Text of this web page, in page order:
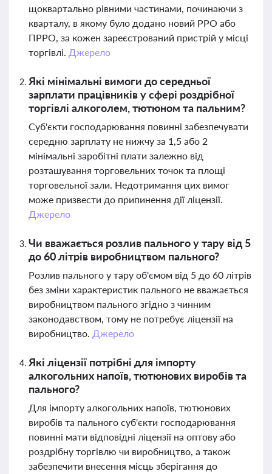
щоквартально рівними частинами, починаючи з
кварталу, в якому було додано новий РРО або
ПРРО, за кожен зареєстрований пристрій у місці
торгівлі. Джерело
Які мінімальні вимоги до середньої
зарплати працівників у сфері роздрібної
торгівлі алкоголем, тютюном та пальним?
Суб'єкти господарювання повинні забезпечувати
середню зарплату не нижчу за 1,5 або 2
мінімальні заробітні плати залежно від
розташування торговельних точок та площі
торговельної зали. Недотримання цих вимог
може призвести до припинення дії ліцензії.
Джерело
Чи вважається розлив пального у тару від 5
до 60 літрів виробництвом пального?
Розлив пального у тару об'ємом від 5 до 60 літрів
без зміни характеристик пального не вважається
виробництвом пального згідно з чинним
законодавством, тому не потребує ліцензії на
виробництво. Джерело
Які ліцензії потрібні для імпорту
алкогольних напоїв, тютюнових виробів та
пального?
Для імпорту алкогольних напоїв, тютюнових
виробів та пального суб'єкти господарювання
повинні мати відповідні ліцензії на оптову або
роздрібну торгівлю чи виробництво, а також
забезпечити внесення місць зберігання до